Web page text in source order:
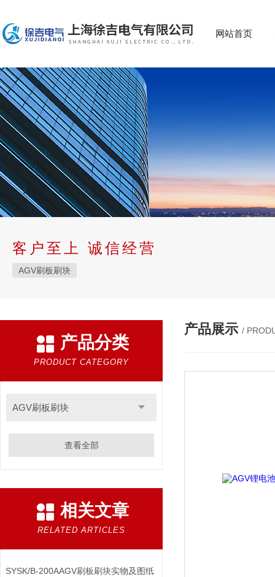
网站首页
客户至上 诚信经营
AGV刷板刷块
产品分类
PRODUCT CATEGORY
AGV刷板刷块
查看全部
相关文章
RELATED ARTICLES
SYSK/B-200AAGV刷板刷块实物及图纸
产品展示 /